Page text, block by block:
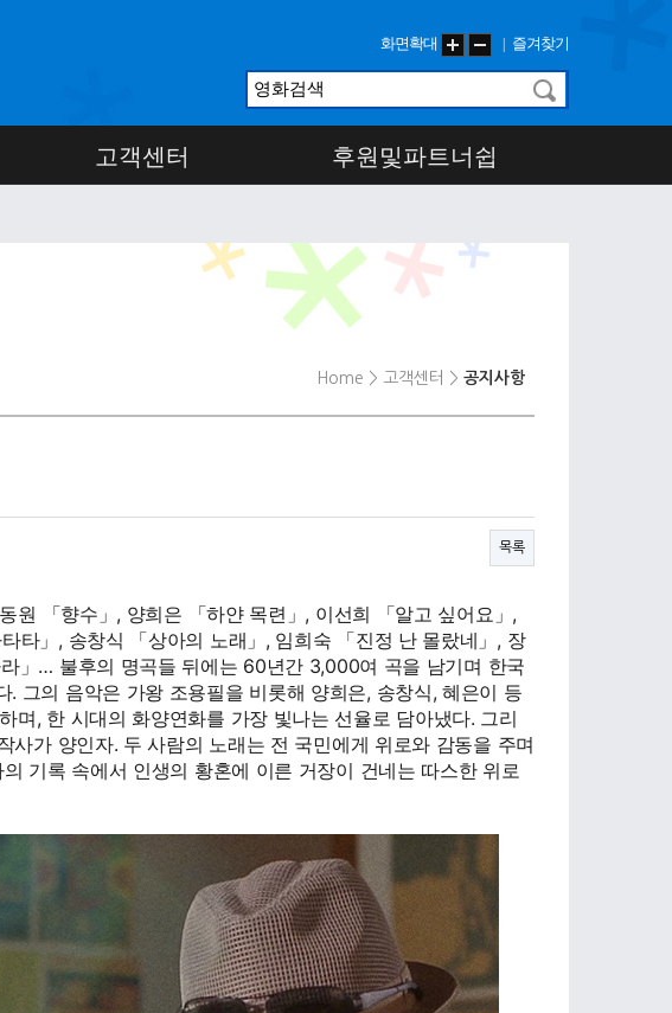
화면확대 즐겨찾기
고객센터 후원및파트너쉽
Home > 고객센터 > 공지사항
목록
원 「향수」, 양희은 「하얀 목련」, 이선희 「알고 싶어요」,
타」, 송창식 「상아의 노래」, 임희숙 「진정 난 몰랐네」, 장
」… 불후의 명곡들 뒤에는 60년간 3,000여 곡을 남기며 한국
그의 음악은 가왕 조용필을 비롯해 양희은, 송창식, 혜은이 등
며, 한 시대의 화양연화를 가장 빛나는 선율로 담아냈다. 그리
가 양인자. 두 사람의 노래는 전 국민에게 위로와 감동을 주며
기록 속에서 인생의 황혼에 이른 거장이 건네는 따스한 위로